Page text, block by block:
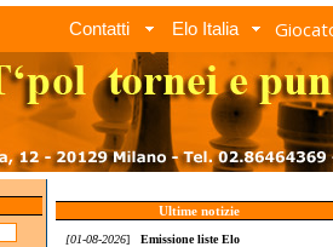
Contatti Elo Italia
Ultime notizie
[01-08-2026] Emissione liste Elo